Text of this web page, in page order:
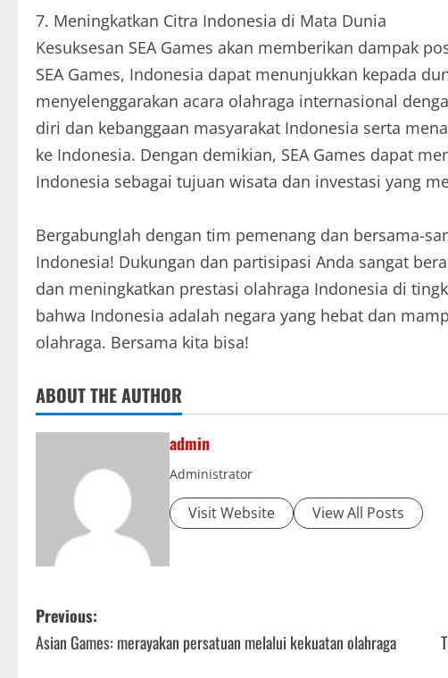
7. Meningkatkan Citra Indonesia di Mata Dunia
Kesuksesan SEA Games akan memberikan dampak
SEA Games, Indonesia dapat menunjukkan kepada
menyelenggarakan acara olahraga internasional
diri dan kebanggaan masyarakat Indonesia serta
ke Indonesia. Dengan demikian, SEA Games dapat
Indonesia sebagai tujuan wisata dan investasi yang
Bergabunglah dengan tim pemenang dan bersama-
Indonesia! Dukungan dan partisipasi Anda sangat
dan meningkatkan prestasi olahraga Indonesia di
bahwa Indonesia adalah negara yang hebat dan
olahraga. Bersama kita bisa!
ABOUT THE AUTHOR
admin
Administrator
Visit Website View All Posts
P
o
Previous:
Asian Games: merayakan persatuan melalui kekuatan olahraga